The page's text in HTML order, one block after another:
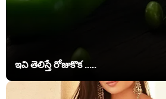
ఇవి తెలిస్తే రోజుకొక .....